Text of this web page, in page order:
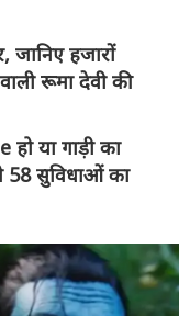
हजारों
रूमा देवी की
या गाड़ी का
58 सुविधाओं का